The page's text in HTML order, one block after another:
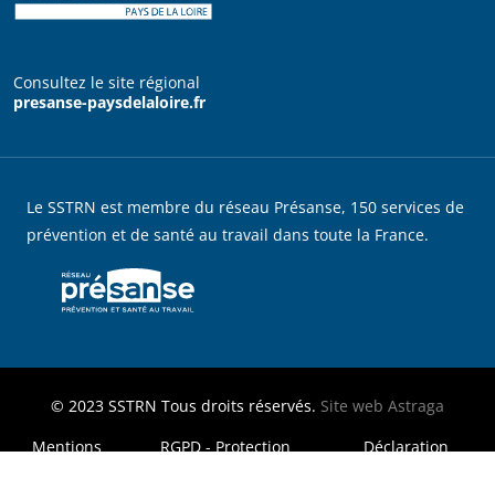
Consultez le site régional
presanse-paysdelaloire.fr
Le SSTRN est membre du réseau Présanse, 150 services de
prévention et de santé au travail dans toute la France.
© 2023 SSTRN Tous droits réservés. Site web Astraga
MENU FOOTER LEGAL
Mentions
RGPD - Protection
Déclaration